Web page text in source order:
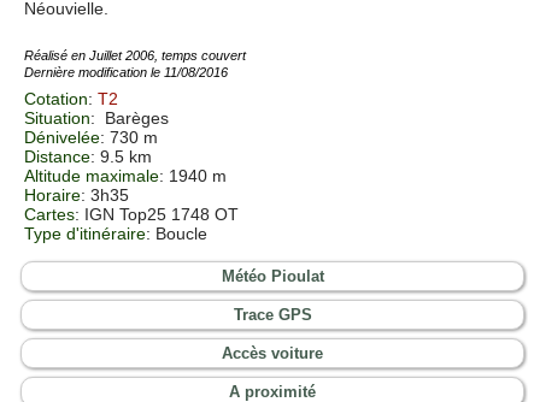
Néouvielle.
Réalisé en Juillet 2006, temps couvert
Dernière modification le 11/08/2016
Cotation: T2
Situation:
Barèges
Dénivelée: 730 m
Distance: 9.5 km
Altitude maximale: 1940 m
Horaire: 3h35
Cartes: IGN Top25 1748 OT
Type d'itinéraire: Boucle
Météo Pioulat
Trace GPS
Accès voiture
A proximité